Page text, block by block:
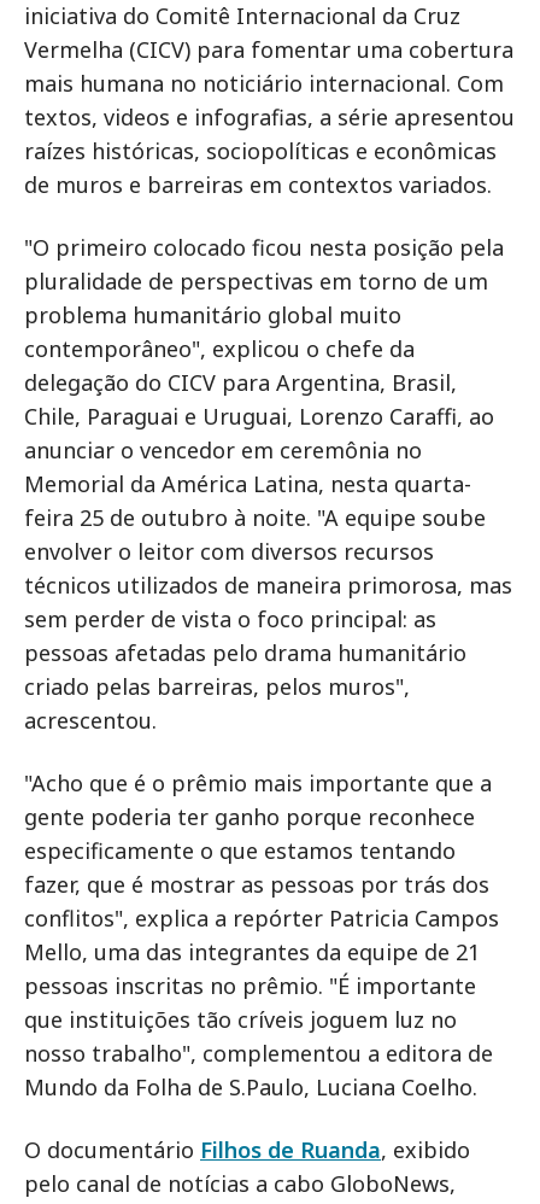
iniciativa do Comitê Internacional da Cruz
Vermelha (CICV) para fomentar uma cobertura
mais humana no noticiário internacional. Com
textos, videos e infografias, a série apresentou
raízes históricas, sociopolíticas e econômicas
de muros e barreiras em contextos variados.
"O primeiro colocado ficou nesta posição pela
pluralidade de perspectivas em torno de um
problema humanitário global muito
contemporâneo", explicou o chefe da
delegação do CICV para Argentina, Brasil,
Chile, Paraguai e Uruguai, Lorenzo Caraffi, ao
anunciar o vencedor em ceremônia no
Memorial da América Latina, nesta quarta-
feira 25 de outubro à noite. "A equipe soube
envolver o leitor com diversos recursos
técnicos utilizados de maneira primorosa, mas
sem perder de vista o foco principal: as
pessoas afetadas pelo drama humanitário
criado pelas barreiras, pelos muros",
acrescentou.
"Acho que é o prêmio mais importante que a
gente poderia ter ganho porque reconhece
especificamente o que estamos tentando
fazer, que é mostrar as pessoas por trás dos
conflitos", explica a repórter Patricia Campos
Mello, uma das integrantes da equipe de 21
pessoas inscritas no prêmio. "É importante
que instituições tão críveis joguem luz no
nosso trabalho", complementou a editora de
Mundo da Folha de S.Paulo, Luciana Coelho.
O documentário Filhos de Ruanda, exibido
pelo canal de notícias a cabo GloboNews,